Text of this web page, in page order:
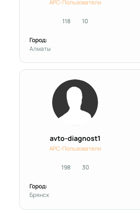
APC-Пользователи
118сообщения
10Репутация
Город:
Алматы
avto-diagnost1
APC-Пользователи
198сообщения
30Репутация
Город:
Брянск